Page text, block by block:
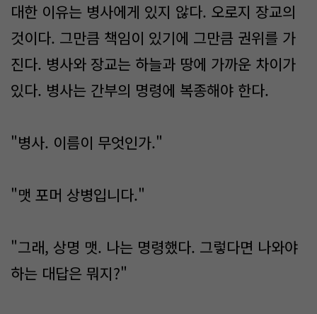
대한 이유는 병사에게 있지 않다. 오로지 장교의
것이다. 그만큼 책임이 있기에 그만큼 권위를 가
진다. 병사와 장교는 하늘과 땅에 가까운 차이가
있다. 병사는 간부의 명령에 복종해야 한다.
"병사. 이름이 무엇인가."
"맷 포머 상병입니다."
"그래, 상명 맷. 나는 명령했다. 그렇다면 나와야
하는 대답은 뭐지?"